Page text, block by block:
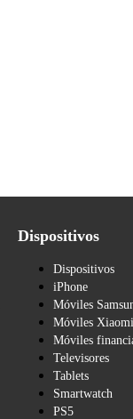
Dispositivos
Dispositivos
iPhone
Móviles
Móviles Xiaomi
Móviles
Televisores
Tablets
Smartwatch
PS5